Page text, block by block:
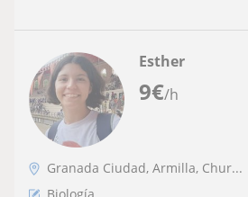
9€/h
Esther
Granada Ciudad, Armilla, Chur...
Biología